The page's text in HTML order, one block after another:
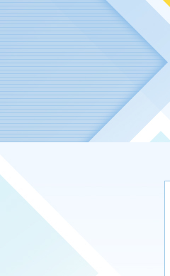
移至網頁之主要內容區位置